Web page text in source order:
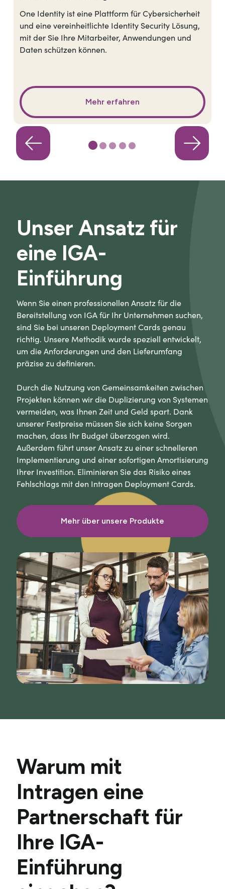
One Identity ist eine Plattform für Cybersicherheit
und eine vereinheitlichte Identity Security Lösung,
mit der Sie Ihre Mitarbeiter, Anwendungen und
Daten schützen können.
Mehr erfahren
Unser Ansatz für
eine IGA-
Einführung
Wenn Sie einen professionellen Ansatz für die
Bereitstellung von IGA für Ihr Unternehmen suchen,
sind Sie bei unseren Deployment Cards genau
richtig. Unsere Methodik wurde speziell entwickelt,
um die Anforderungen und den Lieferumfang
präzise zu definieren.
Durch die Nutzung von Gemeinsamkeiten zwischen
Projekten können wir die Duplizierung von Systemen
vermeiden, was Ihnen Zeit und Geld spart. Dank
unserer Festpreise müssen Sie sich keine Sorgen
machen, dass Ihr Budget überzogen wird.
Außerdem führt unser Ansatz zu einer schnelleren
Implementierung und einer sofortigen Amortisierung
Ihrer Investition. Eliminieren Sie das Risiko eines
Fehlschlags mit den Intragen Deployment Cards.
Mehr über unsere Produkte
Warum mit
Intragen eine
Partnerschaft für
Ihre IGA-
Einführung